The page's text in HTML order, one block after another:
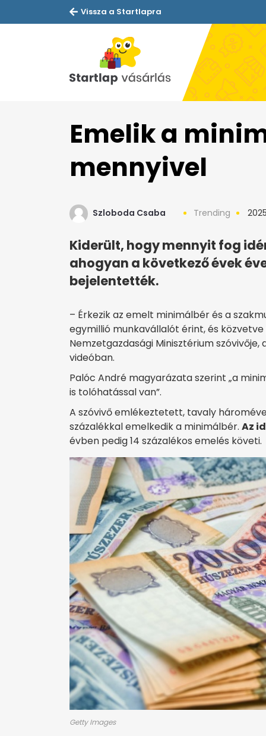
Vissza a Startlapra
Emelik a
mennyivel
Szloboda Csaba Trending
Kiderült, hogy mennyit fog
ahogyan a következő évek
bejelentették.
– Érkezik az emelt minimálbér és a
egymillió munkavállalót érint, és
Nemzetgazdasági Minisztérium
videóban.
Palóc André magyarázata szerint „a
is tolóhatással van”.
A szóvivő emlékeztetett, tavaly
százalékkal emelkedik a minimálbér. Az
évben pedig 14 százalékos emelés követi.
Getty Images